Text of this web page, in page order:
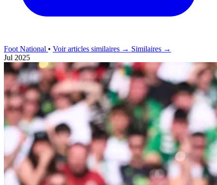
Foot National • Voir articles similaires → Similaires →
Jul 2025